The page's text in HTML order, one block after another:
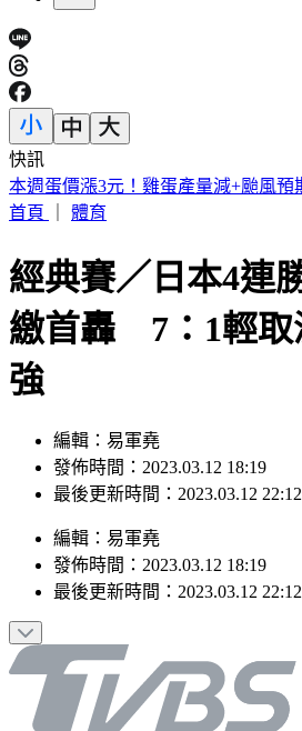
快訊
不滿大聲講手機被勸！女乘客衝車
首頁
體育
經典賽／日本4連
繳首轟 7：1輕取
強
編輯：易軍堯
發佈時間：2023.03.12 18:19
最後更新時間：2023.03.12 22:12
編輯 ： 易軍堯
發佈時間： 2023.03.12 18:19
最後更新時間： 2023.03.12 22:12